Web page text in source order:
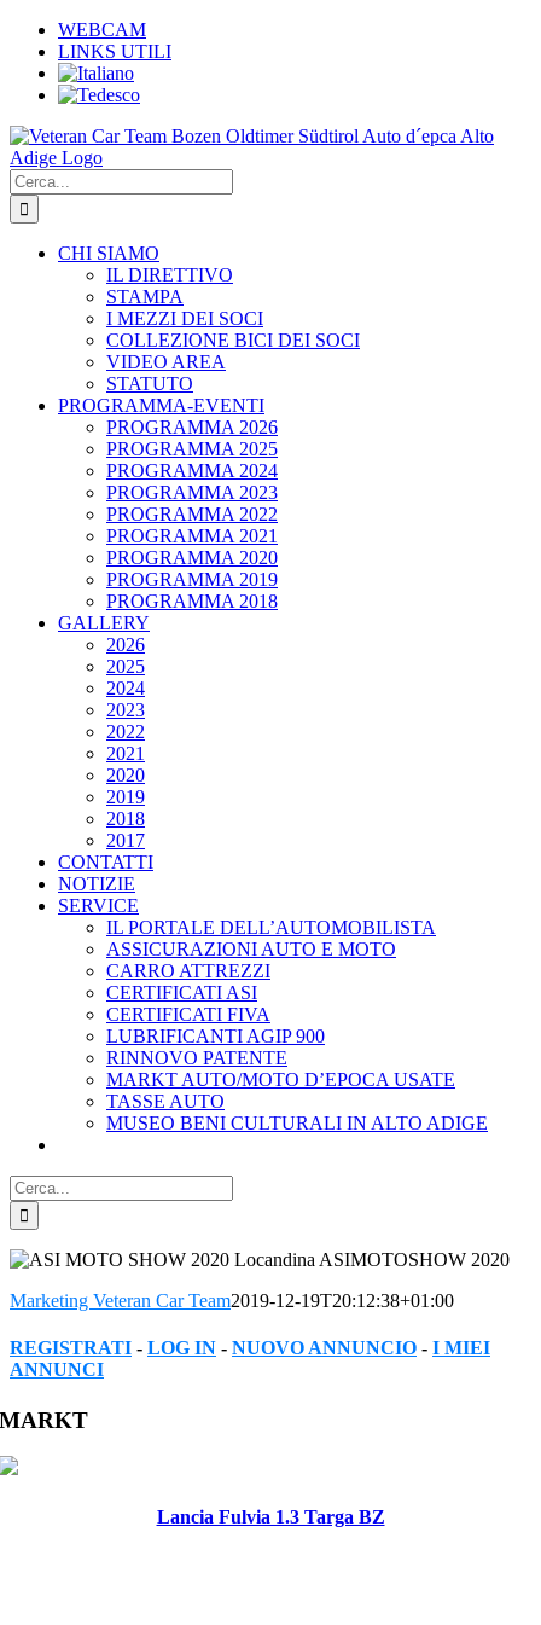
Salta
contenuto
WEBCAM
LINKS UTILI
Cerca
per:
CHI SIAMO
IL DIRETTIVO
STAMPA
I MEZZI DEI SOCI
COLLEZIONE BICI DEI SOCI
VIDEO AREA
STATUTO
PROGRAMMA-EVENTI
PROGRAMMA 2026
PROGRAMMA 2025
PROGRAMMA 2024
PROGRAMMA 2023
PROGRAMMA 2022
PROGRAMMA 2021
PROGRAMMA 2020
PROGRAMMA 2019
PROGRAMMA 2018
GALLERY
2026
2025
2024
2023
2022
2021
2020
2019
2018
2017
CONTATTI
NOTIZIE
SERVICE
IL PORTALE DELL’AUTOMOBILISTA
ASSICURAZIONI AUTO E MOTO
CARRO ATTREZZI
CERTIFICATI ASI
CERTIFICATI FIVA
LUBRIFICANTI AGIP 900
RINNOVO PATENTE
MARKT AUTO/MOTO D’EPOCA USATE
TASSE AUTO
MUSEO BENI CULTURALI IN ALTO ADIGE
Cerca
per:
Marketing Veteran Car Team2019-12-19T20:12:38+01:00
REGISTRATI - LOG IN - NUOVO ANNUNCIO - I MIEI
ANNUNCI
Facebook
Twitter
Reddit
LinkedIn
WhatsApp
Tumblr
Pinterest
Vk
Xing
Email
MARKT
Lancia Fulvia 1.3 Targa BZ